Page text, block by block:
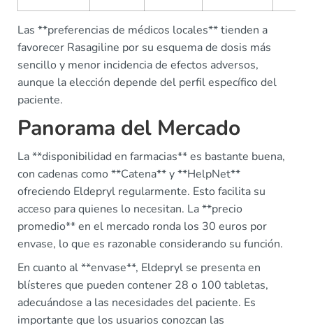
Las **preferencias de médicos locales** tienden a
favorecer Rasagiline por su esquema de dosis más
sencillo y menor incidencia de efectos adversos,
aunque la elección depende del perfil específico del
paciente.
Panorama del Mercado
La **disponibilidad en farmacias** es bastante buena,
con cadenas como **Catena** y **HelpNet**
ofreciendo Eldepryl regularmente. Esto facilita su
acceso para quienes lo necesitan. La **precio
promedio** en el mercado ronda los 30 euros por
envase, lo que es razonable considerando su función.
En cuanto al **envase**, Eldepryl se presenta en
blísteres que pueden contener 28 o 100 tabletas,
adecuándose a las necesidades del paciente. Es
importante que los usuarios conozcan las